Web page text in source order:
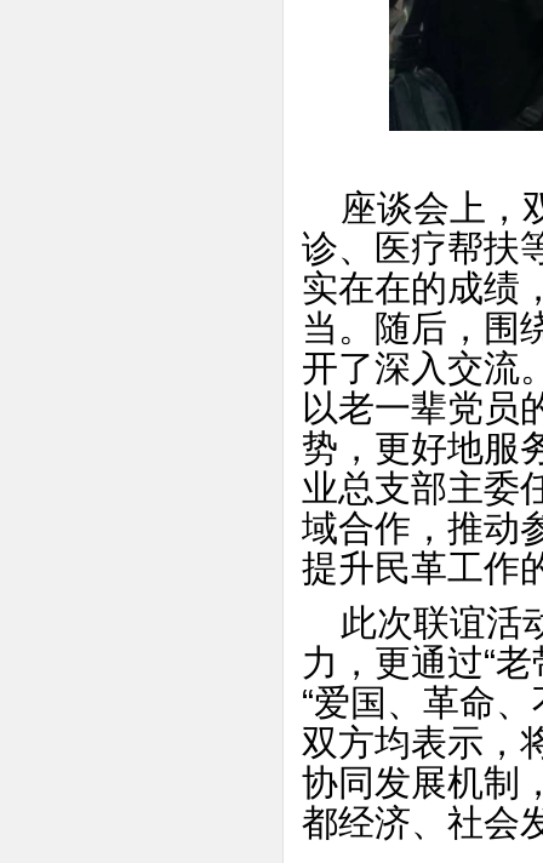
座谈会上，
诊、医疗帮扶
实在在的成绩
当。随后，围
开了深入交流
以老一辈党员
势，更好地服
业总支部主委
域合作，推动
提升民革工作
此次联谊活
力，更通过“
“爱国、革命
双方均表示，
协同发展机制
都经济、社会